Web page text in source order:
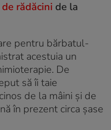
rădăcini de la
pentru bărbatul-
acestuia un
De
să îi taie
de la mâini şi de
în prezent circa şase